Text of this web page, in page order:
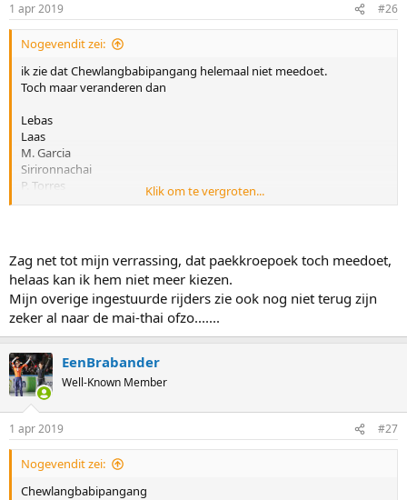
s
:
1 apr 2019 #26
Nogevendit zei:
ik zie dat Chewlangbabipangang helemaal niet meedoet.
Toch maar veranderen dan
Lebas
Laas
M. Garcia
Sirironnachai
P. Torres
Jack Dedayt
Klik om te vergroten...
Zag net tot mijn verrassing, dat paekkroepoek toch meedoet,
helaas kan ik hem niet meer kiezen.
Mijn overige ingestuurde rijders zie ook nog niet terug zijn
zeker al naar de mai-thai ofzo.......
EenBrabander
Well-Known Member
1 apr 2019 #27
Nogevendit zei:
Chewlangbabipangang